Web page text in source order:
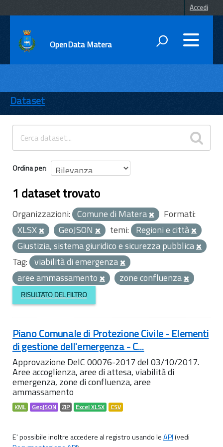
Accedi
OpenData Matera
ENTI
TEMI
INFORMAZIONI
Dataset
Ordina per
1 dataset trovato
Organizzazioni: Comune di Matera
Formati:
XLSX
GeoJSON temi: Regioni e città
Giustizia, sistema giuridico e sicurezza pubblica
Tag: viabilità di emergenza
aree ammassamento
zone confluenza
RISULTATO DEL FILTRO
Piano Comunale di Protezione Civile - Elementi
di gestione dell'emergenza - C...
Approvazione DelC 00076-2017 del 03/10/2017.
Aree accoglienza, aree di attesa, viabilità di
emergenza, zone di confluenza, aree
ammassamento
KML GeoJSON ZIP Excel XLSX CSV
E' possibile inoltre accedere al registro usando leAPI(vedi